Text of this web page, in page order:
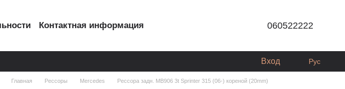
Контактная информация 060522222
Вход Рус
Главная Рессоры Mercedes Рессора задн. МВ906 3t Sprinter 315 (06-) кореной (20mm)